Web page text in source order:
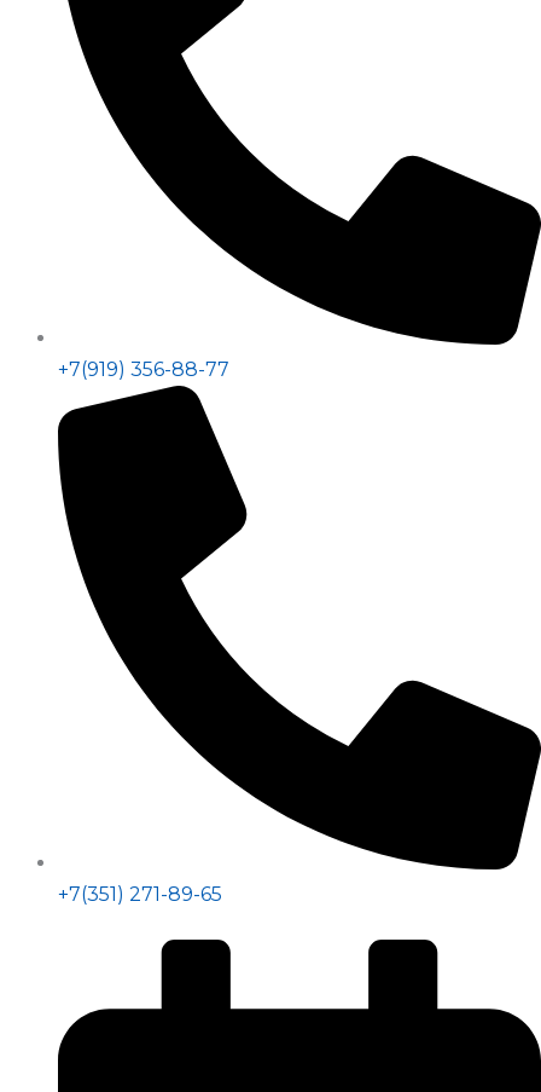
+7(919) 356-88-77
+7(351) 271-89-65